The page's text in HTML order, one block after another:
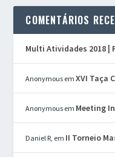
COMENTÁRIOS
Multi Atividades 2018 |
Anonymous emXVI Taça
Anonymous em Meeting
Daniel R, em II Torneio